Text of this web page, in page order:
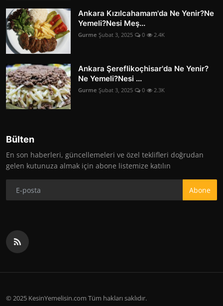
Ankara Kızılcahamam'da Ne Yenir?Ne
Yemeli?Nesi Meş...
Gurme Şubat 3, 2025 0 2.4K
Ankara Şereflikoçhisar'da Ne Yenir?
Ne Yemeli?Nesi ...
Gurme Şubat 3, 2025 0 2.3K
Bülten
En son haberleri, güncellemeleri ve özel teklifleri doğrudan
gelen kutunuza almak için abone listemize katılın
Abone
© 2025 KesinYemelisin.com Tüm hakları saklıdır.